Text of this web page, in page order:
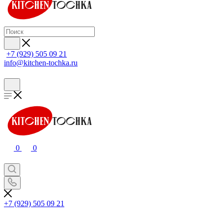
+7 (929) 505 09 21
info@kitchen-tochka.ru
0 0
+7 (929) 505 09 21